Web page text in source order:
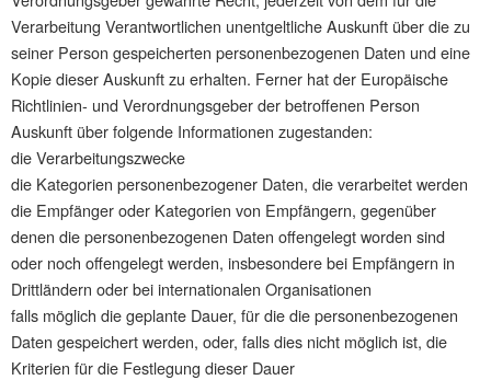
Verarbeitung Verantwortlichen unentgeltliche Auskunft über die zu
seiner Person gespeicherten personenbezogenen Daten und eine
Kopie dieser Auskunft zu erhalten. Ferner hat der Europäische
Richtlinien- und Verordnungsgeber der betroffenen Person
Auskunft über folgende Informationen zugestanden:
die Verarbeitungszwecke
die Kategorien personenbezogener Daten, die verarbeitet werden
die Empfänger oder Kategorien von Empfängern, gegenüber
denen die personenbezogenen Daten offengelegt worden sind
oder noch offengelegt werden, insbesondere bei Empfängern in
Drittländern oder bei internationalen Organisationen
falls möglich die geplante Dauer, für die die personenbezogenen
Daten gespeichert werden, oder, falls dies nicht möglich ist, die
Kriterien für die Festlegung dieser Dauer